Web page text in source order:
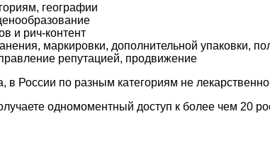
географии
и рич-контент
маркировки, дополнительной упаковки,
репутацией, продвижение
в России по разным категориям не
одномоментный доступ к более чем 20